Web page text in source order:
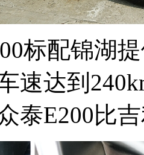
配锦湖提
速达到
泰E200比